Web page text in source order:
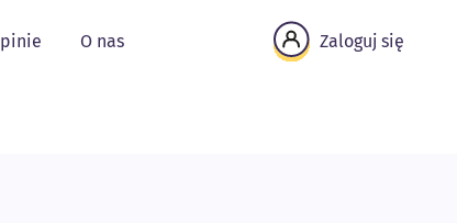
O nas Zaloguj się